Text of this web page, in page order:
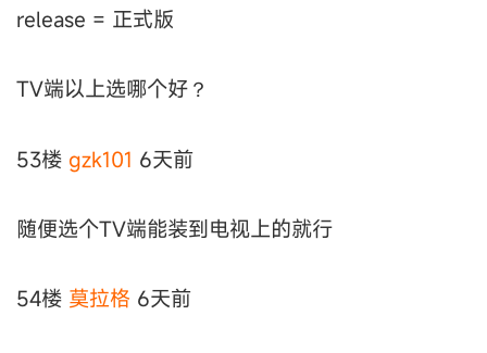
release = 正式版
TV端以上选哪个好？
53楼 gzk101 6天前
随便选个TV端能装到电视上的就行
54楼 莫拉格 6天前